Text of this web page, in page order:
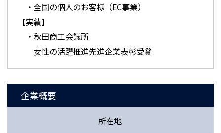
・全国の個人のお客様（EC事業）
【実績】
・秋田商工会議所
女性の活躍推進先進企業表彰受賞
企業概要
所在地